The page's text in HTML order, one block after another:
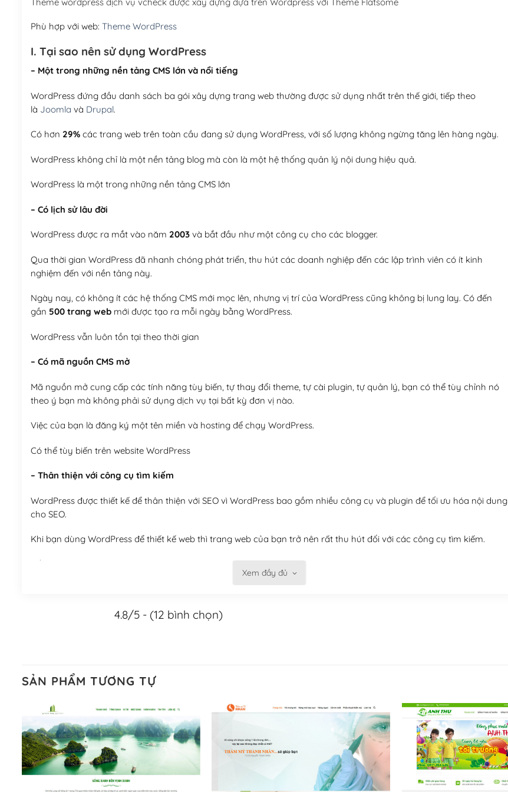
Theme wordpress dịch vụ vcheck được xây dựng dựa trên Wordpress với Theme Flatsome
Phù hợp với web: Theme WordPress
I. Tại sao nên sử dụng WordPress
– Một trong những nền tảng CMS lớn và nổi tiếng
WordPress đứng đầu danh sách ba gói xây dựng trang web thường được sử dụng nhất trên thế giới, tiếp theo
là Joomla và Drupal.
Có hơn 29%các trang web trên toàn cầu đang sử dụng WordPress, với số lượng không ngừng tăng lên hàng ngày.
WordPress không chỉ là một nền tảng blog mà còn là một hệ thống quản lý nội dung hiệu quả.
WordPress là một trong những nền tảng CMS lớn
– Có lịch sử lâu đời
WordPress được ra mắt vào năm 2003và bắt đầu như một công cụ cho các blogger.
Qua thời gian WordPress đã nhanh chóng phát triển, thu hút các doanh nghiệp đến các lập trình viên có ít kinh
nghiệm đến với nền tảng này.
Ngày nay, có không ít các hệ thống CMS mới mọc lên, nhưng vị trí của WordPress cũng không bị lung lay. Có đến
gần 500 trang webmới được tạo ra mỗi ngày bằng WordPress.
WordPress vẫn luôn tồn tại theo thời gian
– Có mã nguồn CMS mở
Mã nguồn mở cung cấp các tính năng tùy biến, tự thay đổi theme, tự cài plugin, tự quản lý, bạn có thể tùy chỉnh nó
theo ý bạn mà không phải sử dụng dịch vụ tại bất kỳ đơn vị nào.
Việc của bạn là đăng ký một tên miền và hosting để chạy WordPress.
Có thể tùy biến trên website WordPress
– Thân thiện với công cụ tìm kiếm
WordPress được thiết kế để thân thiện với SEO vì WordPress bao gồm nhiều công cụ và plugin để tối ưu hóa nội dung
cho SEO.
Khi bạn dùng WordPress để thiết kế web thì trang web của bạn trở nên rất thu hút đối với các công cụ tìm kiếm.
Tối ưu hóa công cụ tìm kiếm
Khi bạn sử dụng WordPress, thì vấn đề giao diện của bạn trở nên dễ dàng và nhanh chóng. Với kho Theme
– Sở hữu một cộng đồng lớn, sẵn sàng hỗ trợ
WordPress là nơi lưu trữ cho một diễn đàn cộng đồng khổng lồ được kiểm duyệt bởi các nhân viên và những người
cuồng tín WordPress.
Nếu bạn gặp khó khăn, bạn có thể lên mạng và tìm kiếm những cộng đồng WordPress, họ sẽ giúp bạn trả lời, giải
Xem đầy đủ
4.8/5 - (12 bình chọn)
SẢN PHẨM TƯƠNG TỰ